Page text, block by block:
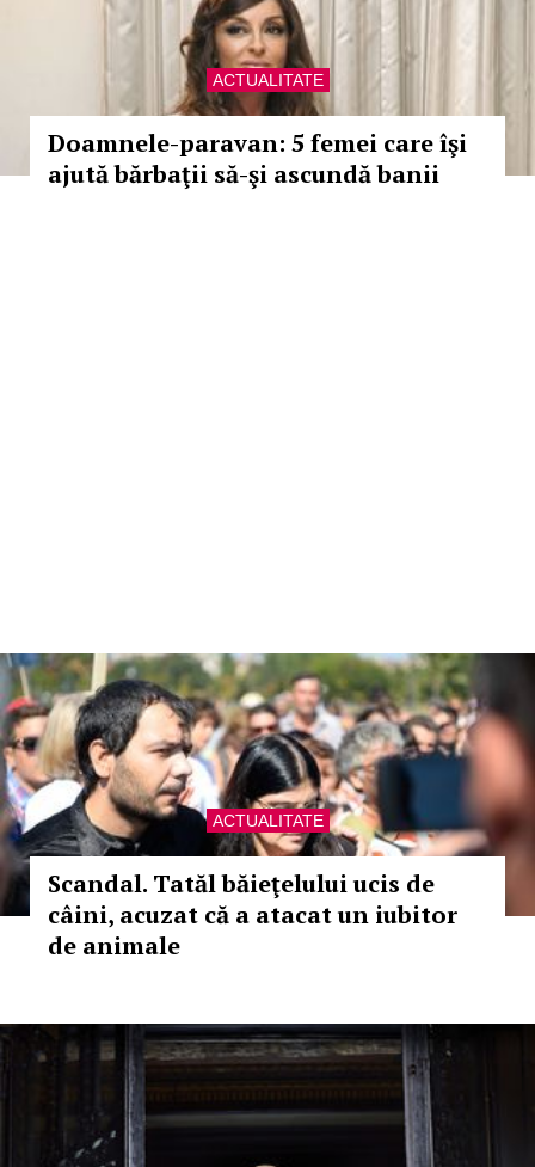
ACTUALITATE
Doamnele-paravan: 5 femei care îşi
ajută bărbaţii să-şi ascundă banii
ACTUALITATE
Scandal. Tatăl băieţelului ucis de
câini, acuzat că a atacat un iubitor
de animale